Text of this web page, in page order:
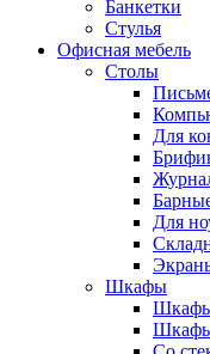
Банкетки
Стулья
Офисная мебель
Столы
Для
Для
Шкафы